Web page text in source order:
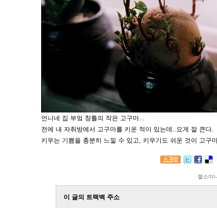
언니네 집 부엌 창틀의 작은 고구마...
전에 내 자취방에서 고구마를 키운 적이 있는데..요게 잘 큰다.
키우는 기쁨을 충분히 느낄 수 있고, 키우기도 쉬운 것이 고구
젤소미
이 글의 트랙백 주소